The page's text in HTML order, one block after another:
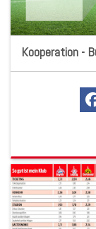
Kooperation -